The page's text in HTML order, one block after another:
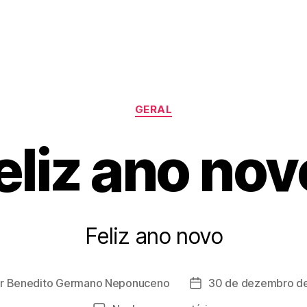
Categorias
GERAL
ano
Feliz ano novo
Benedito Germano Neponuceno
Data30 de dezembro